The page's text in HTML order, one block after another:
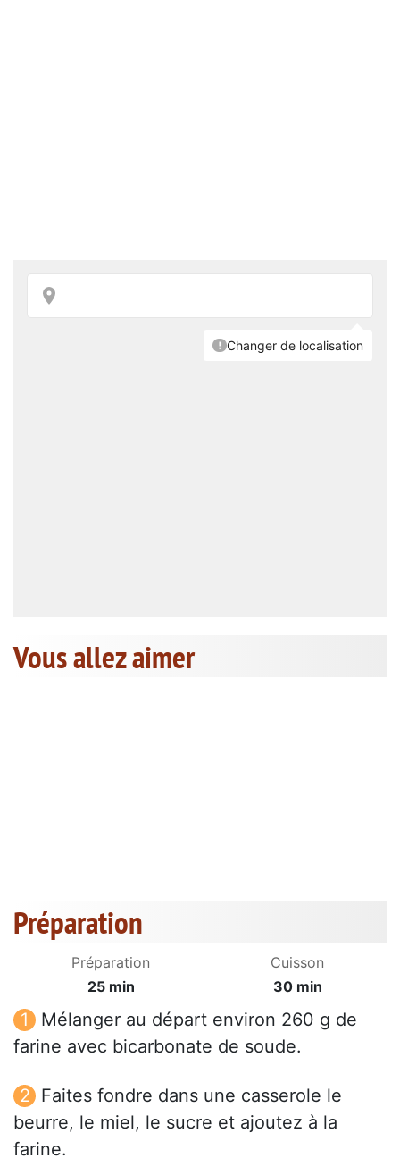
Vous allez aimer
Préparation
Préparation
25 min
Cuisson
30 min
Mélanger au départ environ 260 g de
farine avec bicarbonate de soude.
Faites fondre dans une casserole le
beurre, le miel, le sucre et ajoutez à la
farine.